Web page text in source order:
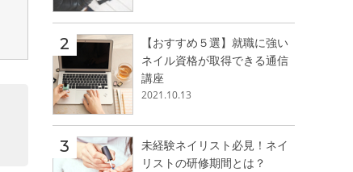
【おすすめ５選】就職に強い
ネイル資格が取得できる通信
講座
2021.10.13
未経験ネイリスト必見！ネイ
リストの研修期間とは？